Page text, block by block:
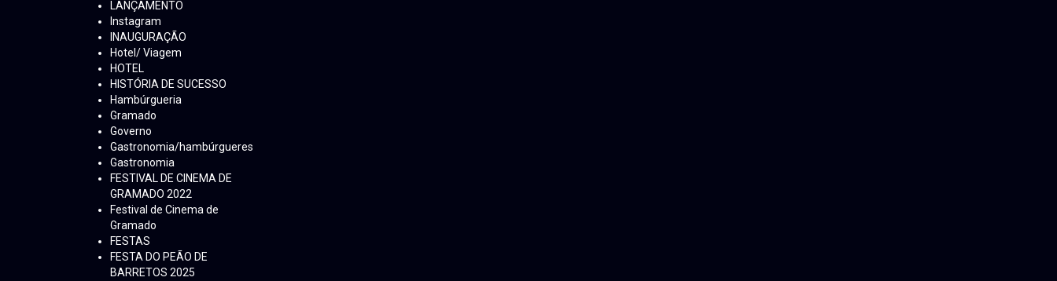
LANÇAMENTO
Instagram
INAUGURAÇÃO
Hotel/ Viagem
HOTEL
HISTÓRIA DE SUCESSO
Hambúrgueria
Gramado
Governo
Gastronomia/hambúrgueres
Gastronomia
FESTIVAL DE CINEMA DE
GRAMADO 2022
Festival de Cinema de
Gramado
FESTAS
FESTA DO PEÃO DE
BARRETOS 2025